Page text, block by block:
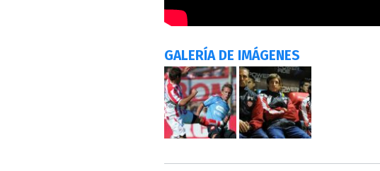
GALERÍA DE IMÁGENES